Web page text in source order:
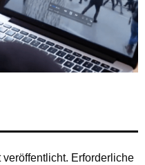
Erforderliche